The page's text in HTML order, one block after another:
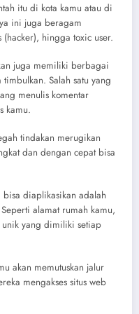
itu di kota kamu atau di
ini juga beragam
hingga toxic user.
juga memiliki berbagai
Salah satu yang
menulis komentar
kamu.
tindakan merugikan
dan dengan cepat bisa
bisa diaplikasikan adalah
alamat rumah kamu,
yang dimiliki setiap
akan memutuskan jalur
mengakses situs web